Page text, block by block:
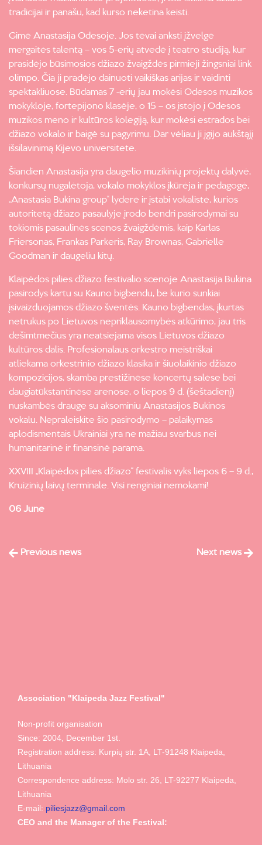
tradicijai ir panašu, kad kurso neketina keisti.
Gimė Anastasija Odesoje. Jos tėvai anksti įžvelgė
mergaitės talentą – vos 5-erių atvedė į teatro studiją, kur
prasidėjo būsimosios džiazo žvaigždės pirmieji žingsniai link
olimpo. Čia ji pradėjo dainuoti vaikiškas arijas ir vaidinti
spektakliuose. Būdamas 7 -erių jau mokėsi Odesos muzikos
mokykloje, fortepijono klasėje, o 15 – os įstojo į Odesos
muzikos meno ir kultūros kolegiją, kur mokėsi estrados bei
džiazo vokalo ir baigė su pagyrimu. Dar vėliau ji įgijo aukštąjį
išsilavinimą Kijevo universitete.
Šiandien Anastasija yra daugelio muzikinių projektų dalyvė,
konkursų nugalėtoja, vokalo mokyklos įkūrėja ir pedagogė,
„Anastasia Bukina group“ lyderė ir įstabi vokalistė, kurios
autoritetą džiazo pasaulyje įrodo bendri pasirodymai su
tokiomis pasaulinės scenos žvaigždėmis, kaip Karlas
Friersonas, Frankas Parkeris, Ray Brownas, Gabrielle
Goodman ir daugeliu kitų.
Klaipėdos pilies džiazo festivalio scenoje Anastasija Bukina
pasirodys kartu su Kauno bigbendu, be kurio sunkiai
įsivaizduojamos džiazo šventės. Kauno bigbendas, įkurtas
netrukus po Lietuvos nepriklausomybės atkūrimo, jau tris
dešimtmečius yra neatsiejama visos Lietuvos džiazo
kultūros dalis. Profesionalaus orkestro meistriškai
atliekama orkestrinio džiazo klasika ir šiuolaikinio džiazo
kompozicijos, skamba prestižinėse koncertų salėse bei
daugiatūkstantinėse arenose, o liepos 9 d. (šeštadienį)
nuskambės drauge su aksominiu Anastasijos Bukinos
vokalu. Nepraleiskite šio pasirodymo – palaikymas
aplodismentais Ukrainiai yra ne mažiau svarbus nei
humanitarinė ir finansinė parama.
XXVIII „Klaipėdos pilies džiazo“ festivalis vyks liepos 6 – 9 d.,
Kruizinių laivų terminale. Visi renginiai nemokami!
06 June
Previous news Next news
Association "Klaipeda Jazz Festival"
Non-profit organisation
Since: 2004, December 1st.
Registration address: Kurpių str. 1A, LT-91248 Klaipeda,
Lithuania
Correspondence address: Molo str. 26, LT-92277 Klaipeda,
Lithuania
E-mail: piliesjazz@gmail.com
CEO and the Manager of the Festival: